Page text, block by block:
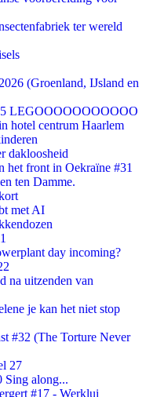
ter wereld
(Groenland, IJsland en
LEGOOOOOOOOOOO
hotel centrum Haarlem
dakloosheid
het front in Oekraïne #31
ten Damme.
met AI
day incoming?
na uitzenden van
je kan het niet stop
#32 (The Torture Never
27
Sing along...
#17 - Werklui